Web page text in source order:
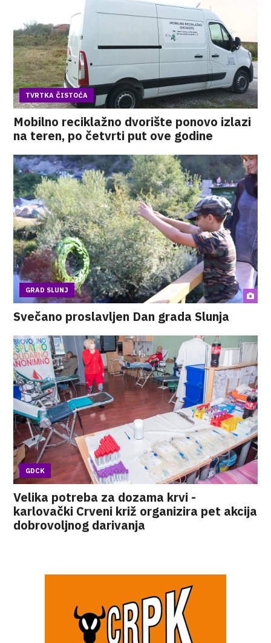
TVRTKA ČISTOĆA
Mobilno reciklažno dvorište ponovo izlazi
na teren, po četvrti put ove godine
GRAD SLUNJ
Svečano proslavljen Dan grada Slunja
GDCK
Velika potreba za dozama krvi -
karlovački Crveni križ organizira pet akcija
dobrovoljnog darivanja